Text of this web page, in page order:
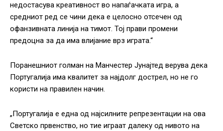
недостасува креативност во напаѓачката игра, а
средниот ред се чини дека е целосно отсечен од
офанзивната линија на тимот. Тој прави промени
предоцна за да има влијание врз играта.“
Поранешниот голман на Манчестер Јунајтед верува дека
Португалија има квалитет за најдолг дострел, но не го
користи на правилен начин.
„Португалија е една од најсилните репрезентации на ова
Светско првенство, но тие играат далеку од нивото на